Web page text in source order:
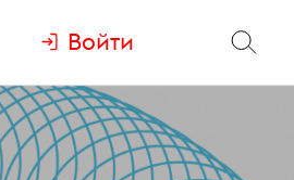
Войти